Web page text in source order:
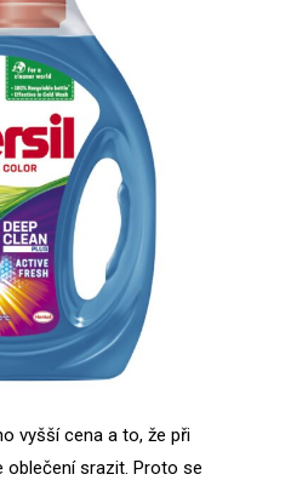
vyšší cena a to, že při
oblečení srazit. Proto se